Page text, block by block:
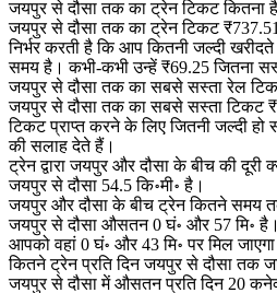
जयपुर से दौसा तक का ट्रेन टिकट कितना
जयपुर से दौसा तक का ट्रेन टिकट
निर्भर करती है कि आप कितनी जल्दी
समय है। कभी-कभी उन्हें ₹69.25 जितना
जयपुर से दौसा तक का सबसे सस्ता रेल
जयपुर से दौसा तक का सबसे सस्ता टिकट
टिकट प्राप्त करने के लिए जितनी जल्दी
की सलाह देते हैं।
ट्रेन द्वारा जयपुर और दौसा के बीच की दूरी
जयपुर से दौसा 54.5 कि॰मी॰ है।
जयपुर और दौसा के बीच ट्रेन कितने समय
जयपुर से दौसा औसतन 0 घं॰ और 57 मि॰
आपको वहां 0 घं॰ और 43 मि॰ पर मिल
कितने ट्रेन प्रति दिन जयपुर से दौसा तक
जयपुर से दौसा में औसतन प्रति दिन 20